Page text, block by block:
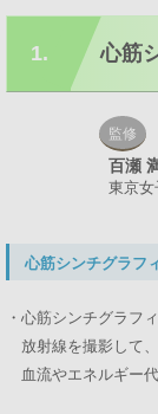
1. 心筋
監修
百瀬
東京
心筋シンチグラフ
・心筋シンチグラフ
放射線を撮影して
血流やエネルギー